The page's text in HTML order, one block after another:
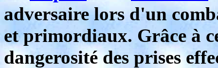
adversaire lors d'un
et primordiaux. Grâce à
dangerosité des prises